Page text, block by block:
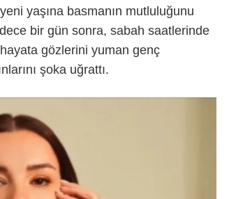
yaşına basmanın mutluluğunu
bir gün sonra, sabah saatlerinde
gözlerini yuman genç
şoka uğrattı.